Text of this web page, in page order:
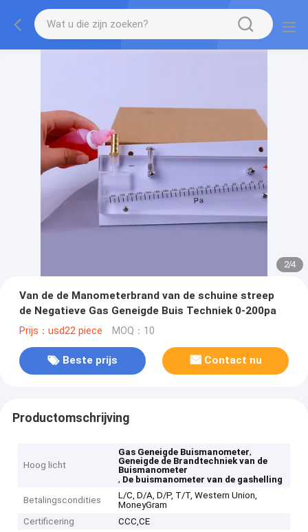
2/4
Van de de Manometerbrand van de schuine streep
de Negatieve Gas Geneigde Buis Techniek 0-200pa
Prijs：usd22 piece MOQ：10
Beste prijs Contact nu
Productomschrijving
Hoog licht
Gas Geneigde Buismanometer,
Geneigde de Brandtechniek van de
Buismanometer
, De buismanometer van de gashelling
Betalingscondities
L/C, D/A, D/P, T/T, Western Union,
MoneyGram
Certificering
CCC,CE